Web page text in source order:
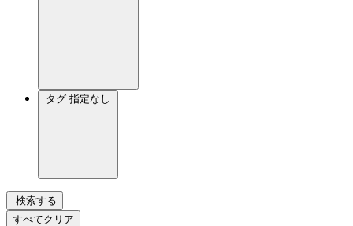
タグ 指定なし
検索する
すべてクリア